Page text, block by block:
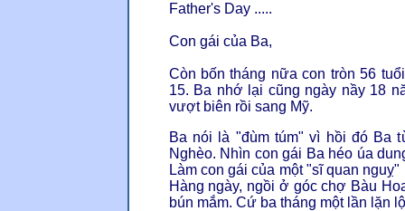
Father's Day .....
Con gái của Ba,
Còn bốn tháng nữa con tròn 56
15. Ba nhớ lại cũng ngày nầy 18
vượt biên rồi sang Mỹ.
Ba nói là "đùm túm" vì hồi đó Ba
Nghèo. Nhìn con gái Ba héo úa
Làm con gái của một "sĩ quan
Hàng ngày, ngồi ở góc chợ Bàu
bún mắm. Cứ ba tháng một lần lặn